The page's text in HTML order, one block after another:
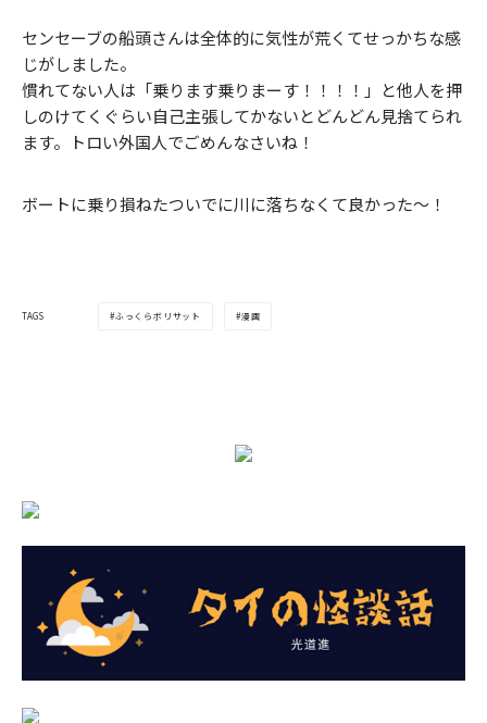
センセーブの船頭さんは全体的に気性が荒くてせっかちな感
じがしました。
慣れてない人は「乗ります乗りまーす！！！！」と他人を押
しのけてくぐらい自己主張してかないとどんどん見捨てられ
ます。トロい外国人でごめんなさいね！
ボートに乗り損ねたついでに川に落ちなくて良かった～！
TAGS ふっくらボリサット 漫画